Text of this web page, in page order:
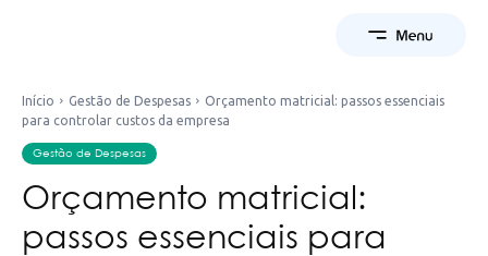
Início Gestão de Despesas
Orçamento matricial: passos essenciais
para controlar custos da empresa
Gestão de Despesas
Orçamento matricial:
passos essenciais para